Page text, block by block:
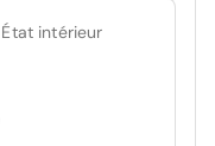
État intérieur